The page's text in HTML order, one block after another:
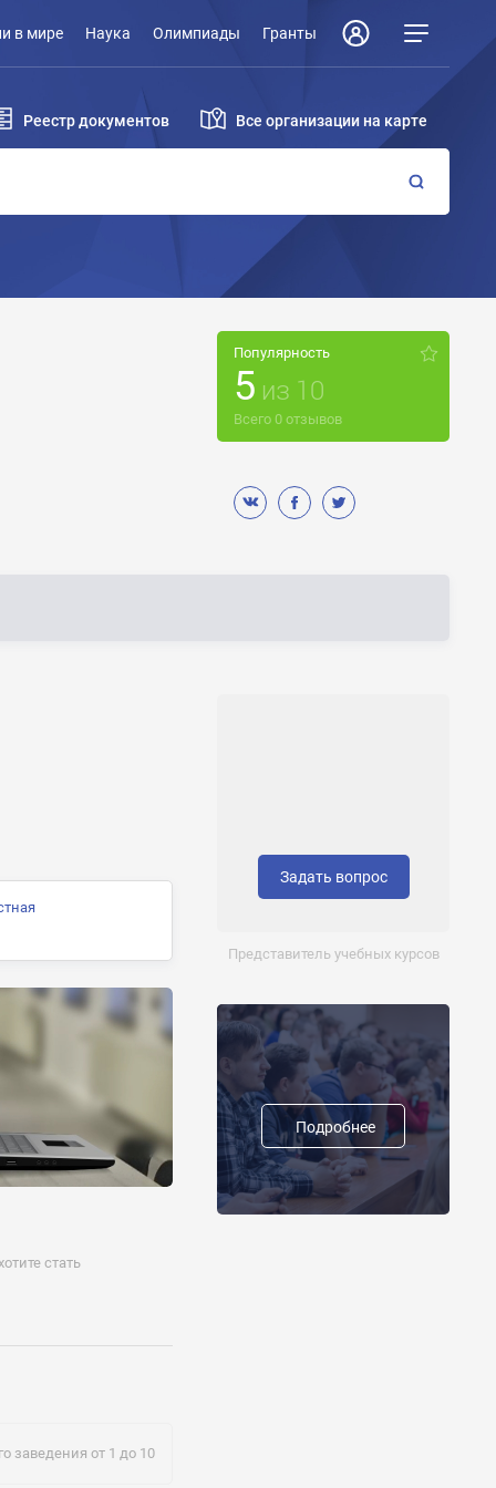
в мире Наука Олимпиады Гранты
Реестр документов Все организации на карте
Популярность
5 из 10
Всего 0 отзывов
стать
заведения от 1 до 10
Задать вопрос
Представитель учебных курсов
Подробнее